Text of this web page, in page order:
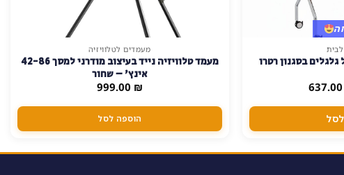
בסגנון רטרו
637.00המחיר
הוא:
מעמדים לטלוויזיה
מעמד טלוויזיה נייד בעיצוב מודרני למסך 42-86
אינץ' – שחור
999.00 ₪
הוספה לסל